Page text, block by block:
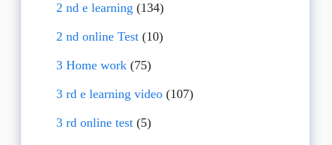
2 nd e learning (134)
2 nd online Test(10)
3 Home work(75)
3 rd e learning video(107)
3 rd online test(5)